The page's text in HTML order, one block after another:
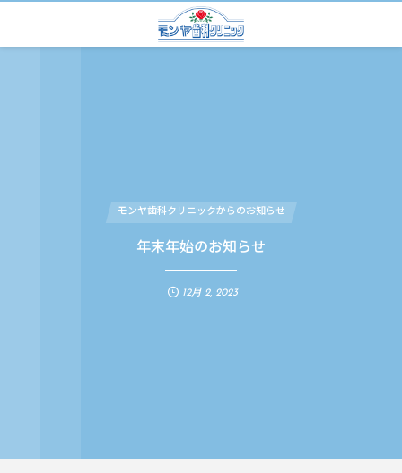
モンヤ歯科クリニックからのお知らせ
年末年始のお知らせ
12月 2, 2023